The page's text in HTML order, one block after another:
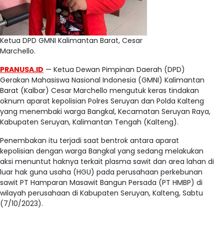
Ketua DPD GMNI Kalimantan Barat, Cesar
Marchello.
PRANUSA.ID — Ketua Dewan Pimpinan Daerah (DPD)
Gerakan Mahasiswa Nasional Indonesia (GMNI) Kalimantan
Barat (Kalbar) Cesar Marchello mengutuk keras tindakan
oknum aparat kepolisian Polres Seruyan dan Polda Kalteng
yang menembaki warga Bangkal, Kecamatan Seruyan Raya,
Kabupaten Seruyan, Kalimantan Tengah (Kalteng).
Penembakan itu terjadi saat bentrok antara aparat
kepolisian dengan warga Bangkal yang sedang melakukan
aksi menuntut haknya terkait plasma sawit dan area lahan di
luar hak guna usaha (HGU) pada perusahaan perkebunan
sawit PT Hamparan Masawit Bangun Persada (PT HMBP) di
wilayah perusahaan di Kabupaten Seruyan, Kalteng, Sabtu
(7/10/2023).